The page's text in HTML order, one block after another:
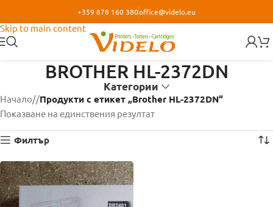
Skip to main content
+359 878 160 380office@videlo.eu
BROTHER HL-2372DN
Категории
Начало/ Продукти с етикет „Brother HL-2372DN“
Показване на единствения резултат
Филтър